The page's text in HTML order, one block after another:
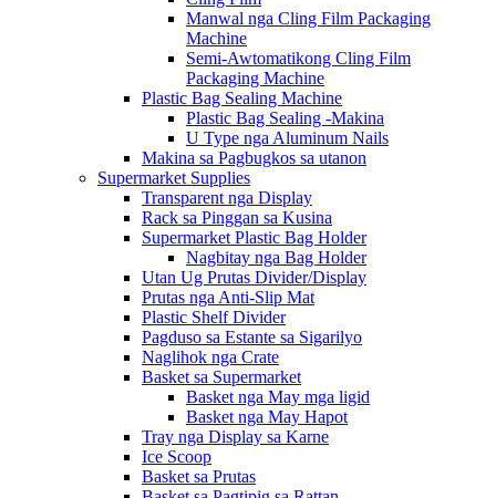
Manwal nga Cling Film Packaging
Machine
Semi-Awtomatikong Cling Film
Packaging Machine
Plastic Bag Sealing Machine
Plastic Bag Sealing -Makina
U Type nga Aluminum Nails
Makina sa Pagbugkos sa utanon
Supermarket Supplies
Transparent nga Display
Rack sa Pinggan sa Kusina
Supermarket Plastic Bag Holder
Nagbitay nga Bag Holder
Utan Ug Prutas Divider/Display
Prutas nga Anti-Slip Mat
Plastic Shelf Divider
Pagduso sa Estante sa Sigarilyo
Naglihok nga Crate
Basket sa Supermarket
Basket nga May mga ligid
Basket nga May Hapot
Tray nga Display sa Karne
Ice Scoop
Basket sa Prutas